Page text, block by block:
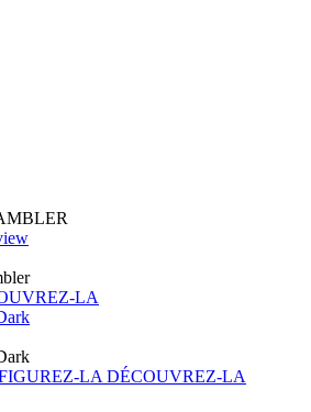
LA
LA DÉCOUVREZ-LA